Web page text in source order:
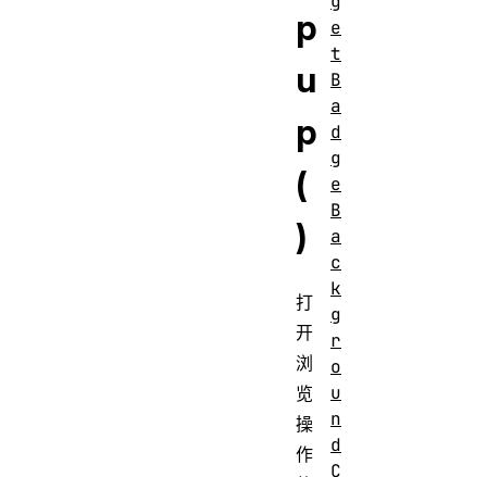
p
u
p
(
)
打
开
浏
览
操
作
e
t
B
a
d
g
e
B
a
c
k
g
r
o
u
n
d
C